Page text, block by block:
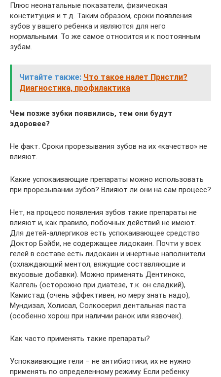
Плюс неонатальные показатели, физическая
конституция и т.д. Таким образом, сроки появления
зубов у вашего ребенка и являются для него
нормальными. То же самое относится и к постоянным
зубам.
Читайте также: Что такое налет Пристли?
Диагностика, профилактика
Чем позже зубки появились, тем они будут
здоровее?
Не факт. Сроки прорезывания зубов на их «качество» не
влияют.
Какие успокаивающие препараты можно использовать
при прорезывании зубов? Влияют ли они на сам процесс?
Нет, на процесс появления зубов такие препараты не
влияют и, как правило, побочных действий не имеют.
Для детей-аллергиков есть успокаивающее средство
Доктор Бэйби, не содержащее лидокаин. Почти у всех
гелей в составе есть лидокаин и инертные наполнители
(охлаждающий ментол, вяжущие составляющие и
вкусовые добавки). Можно применять Дентинокс,
Калгель (осторожно при диатезе, т.к. он сладкий),
Камистад (очень эффективен, но меру знать надо),
Мундизал, Холисал, Солкосерил дентальная паста
(особенно хорош при наличии ранок или язвочек).
Как часто применять такие препараты?
Успокаивающие гели – не антибиотики, их не нужно
применять по определенному режиму. Если ребенку